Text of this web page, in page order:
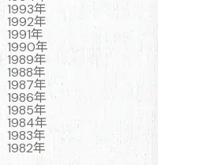
1993年
1992年
1991年
1990年
1989年
1988年
1987年
1986年
1985年
1984年
1983年
1982年